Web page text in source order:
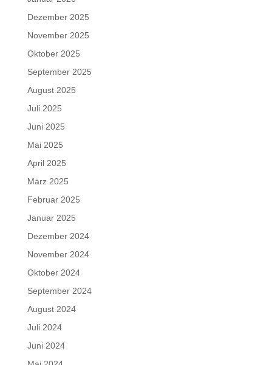
Dezember 2025
November 2025
Oktober 2025
September 2025
August 2025
Juli 2025
Juni 2025
Mai 2025
April 2025
März 2025
Februar 2025
Januar 2025
Dezember 2024
November 2024
Oktober 2024
September 2024
August 2024
Juli 2024
Juni 2024